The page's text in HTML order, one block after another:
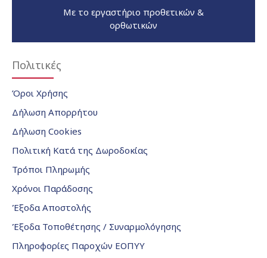
Με το εργαστήριο προθετικών &
ορθωτικών
Πολιτικές
Όροι Χρήσης
Δήλωση Απορρήτου
Δήλωση Cookies
Πολιτική Κατά της Δωροδοκίας
Τρόποι Πληρωμής
Χρόνοι Παράδοσης
Έξοδα Αποστολής
Έξοδα Τοποθέτησης / Συναρμολόγησης
Πληροφορίες Παροχών ΕΟΠΥΥ